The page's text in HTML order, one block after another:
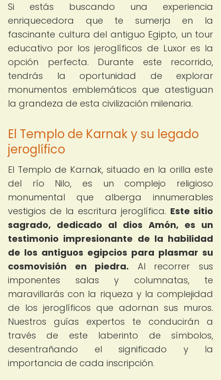
Si estás buscando una experiencia
enriquecedora que te sumerja en la
fascinante cultura del antiguo Egipto, un tour
educativo por los jeroglíficos de Luxor es la
opción perfecta. Durante este recorrido,
tendrás la oportunidad de explorar
monumentos emblemáticos que atestiguan
la grandeza de esta civilización milenaria.
El Templo de Karnak y su legado
jeroglífico
El Templo de Karnak, situado en la orilla este
del río Nilo, es un complejo religioso
monumental que alberga innumerables
vestigios de la escritura jeroglífica. Este sitio
sagrado, dedicado al dios Amón, es un
testimonio impresionante de la habilidad
de los antiguos egipcios para plasmar su
cosmovisión en piedra. Al recorrer sus
imponentes salas y columnatas, te
maravillarás con la riqueza y la complejidad
de los jeroglíficos que adornan sus muros.
Nuestros guías expertos te conducirán a
través de este laberinto de símbolos,
desentrañando el significado y la
importancia de cada inscripción.